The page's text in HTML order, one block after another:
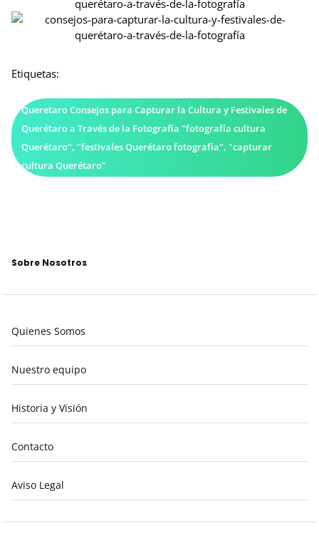
Etiquetas:
Queretaro Consejos para Capturar la Cultura y Festivales de
Querétaro a Través de la Fotografía "fotografía cultura
Querétaro", "festivales Querétaro fotografía", "capturar
cultura Querétaro"
Sobre Nosotros
Quienes Somos
Nuestro equipo
Historia y Visión
Contacto
Aviso Legal